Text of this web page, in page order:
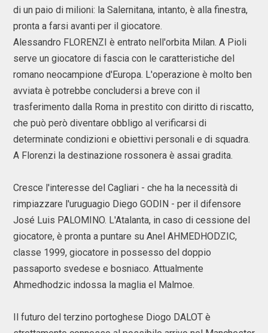
di un paio di milioni: la Salernitana, intanto, è alla finestra,
pronta a farsi avanti per il giocatore.
Alessandro FLORENZI è entrato nell'orbita Milan. A Pioli
serve un giocatore di fascia con le caratteristiche del
romano neocampione d'Europa. L'operazione è molto ben
avviata è potrebbe concludersi a breve con il
trasferimento dalla Roma in prestito con diritto di riscatto,
che può però diventare obbligo al verificarsi di
determinate condizioni e obiettivi personali e di squadra.
A Florenzi la destinazione rossonera è assai gradita.
Cresce l'interesse del Cagliari - che ha la necessità di
rimpiazzare l'uruguagio Diego GODIN - per il difensore
José Luis PALOMINO. L'Atalanta, in caso di cessione del
giocatore, è pronta a puntare su Anel AHMEDHODZIC,
classe 1999, giocatore in possesso del doppio
passaporto svedese e bosniaco. Attualmente
Ahmedhodzic indossa la maglia el Malmoe.
Il futuro del terzino portoghese Diogo DALOT è